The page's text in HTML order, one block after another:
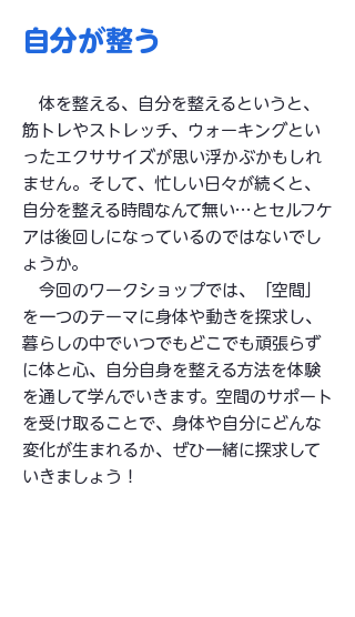
自分が整う
体を整える、自分を整えるというと、
筋トレやストレッチ、ウォーキングとい
ったエクササイズが思い浮かぶかもしれ
ません。そして、忙しい日々が続くと、
自分を整える時間なんて無い…とセルフケ
アは後回しになっているのではないでし
ょうか。
今回のワークショップでは、「空間」
を一つのテーマに身体や動きを探求し、
暮らしの中でいつでもどこでも頑張らず
に体と心、自分自身を整える方法を体験
を通して学んでいきます。空間のサポート
を受け取ることで、身体や自分にどんな
変化が生まれるか、ぜひ一緒に探求して
いきましょう！